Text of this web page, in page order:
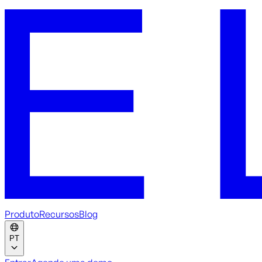
ProdutoRecursosBlog
PT